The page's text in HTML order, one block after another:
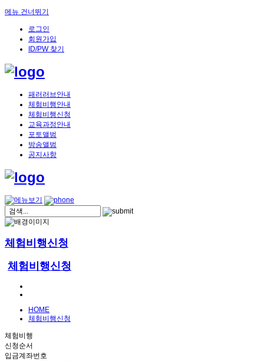
메뉴 건너뛰기
로그인
회원가입
ID/PW 찾기
패러러브안내
체험비행안내
체험비행신청
교육과정안내
포토앨범
방송앨범
공지사항
체험비행신청
체험비행신청
HOME
체험비행신청
체험비행
신청순서
입금계좌번호